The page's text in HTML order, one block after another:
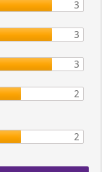
3
3
3
2
2